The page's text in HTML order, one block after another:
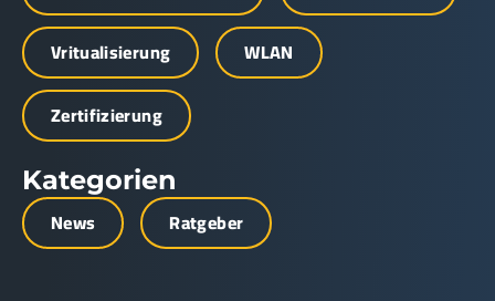
Vritualisierung
WLAN
Zertifizierung
Kategorien
News Ratgeber